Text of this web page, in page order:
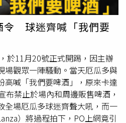
執教武漢長江隊，李瑋峰在廣州
東泰山的主教練，一旦這幾名
滅。冉雄飛先前還踢爆，李鐵
銀行存款上億只是其資產之
在美國購置的豪宅，早些年在
李鐵的海外資產都是用其家屬或
目前還不在清查之列。李鐵的好
，與李鐵經濟犯罪的很多活動
幸福、武漢卓爾俱樂部掌舵期間
李鐵案件的一個關鍵人物。李
令 球迷齊喊「我們要
於11月20號正式開踢，因主辦
場觀眾一陣騷動。當天厄瓜多與
高喊「我們要啤酒」，原來卡達
布禁止於場內和周邊販售啤酒，
全場厄瓜多球迷齊聲大吼，而一
）將過程拍下，PO上網竟引